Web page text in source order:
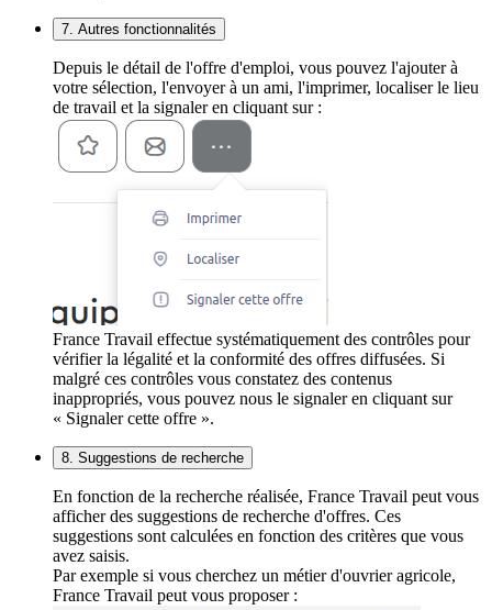
7. Autres fonctionnalités
Depuis le détail de l'offre d'emploi, vous pouvez l'ajouter à
votre sélection, l'envoyer à un ami, l'imprimer, localiser le lieu
de travail et la signaler en cliquant sur :
France Travail effectue systématiquement des contrôles pour
vérifier la légalité et la conformité des offres diffusées. Si
malgré ces contrôles vous constatez des contenus
inappropriés, vous pouvez nous le signaler en cliquant sur
« Signaler cette offre ».
8. Suggestions de recherche
En fonction de la recherche réalisée, France Travail peut vous
afficher des suggestions de recherche d'offres. Ces
suggestions sont calculées en fonction des critères que vous
avez saisis.
Par exemple si vous cherchez un métier d'ouvrier agricole,
France Travail peut vous proposer :